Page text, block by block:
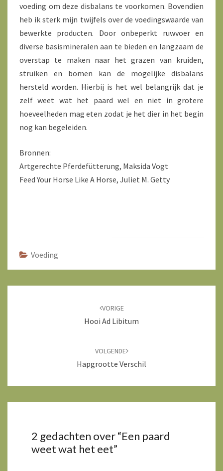
voeding om deze disbalans te voorkomen. Bovendien
heb ik sterk mijn twijfels over de voedingswaarde van
bewerkte producten. Door onbeperkt ruwvoer en
diverse basismineralen aan te bieden en langzaam de
overstap te maken naar het grazen van kruiden,
struiken en bomen kan de mogelijke disbalans
hersteld worden. Hierbij is het wel belangrijk dat je
zelf weet wat het paard wel en niet in grotere
hoeveelheden mag eten zodat je het dier in het begin
nog kan begeleiden.
Bronnen:
Artgerechte Pferdefütterung, Maksida Vogt
Feed Your Horse Like A Horse, Juliet M. Getty
Voeding
VORIGE
Hooi Ad Libitum
VOLGENDE
Hapgrootte Verschil
2 gedachten over “Een paard
weet wat het eet”